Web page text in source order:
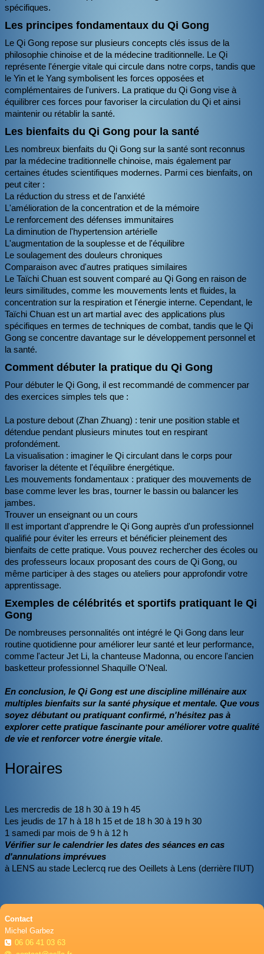
spécifiques.
Les principes fondamentaux du Qi Gong
Le Qi Gong repose sur plusieurs concepts clés issus de la
philosophie chinoise et de la médecine traditionnelle. Le Qi
représente l'énergie vitale qui circule dans notre corps, tandis que
le Yin et le Yang symbolisent les forces opposées et
complémentaires de l'univers. La pratique du Qi Gong vise à
équilibrer ces forces pour favoriser la circulation du Qi et ainsi
maintenir ou rétablir la santé.
Les bienfaits du Qi Gong pour la santé
Les nombreux bienfaits du Qi Gong sur la santé sont reconnus
par la médecine traditionnelle chinoise, mais également par
certaines études scientifiques modernes. Parmi ces bienfaits, on
peut citer :
La réduction du stress et de l'anxiété
L'amélioration de la concentration et de la mémoire
Le renforcement des défenses immunitaires
La diminution de l'hypertension artérielle
L'augmentation de la souplesse et de l'équilibre
Le soulagement des douleurs chroniques
Comparaison avec d'autres pratiques similaires
Le Taïchi Chuan est souvent comparé au Qi Gong en raison de
leurs similitudes, comme les mouvements lents et fluides, la
concentration sur la respiration et l'énergie interne. Cependant, le
Taïchi Chuan est un art martial avec des applications plus
spécifiques en termes de techniques de combat, tandis que le Qi
Gong se concentre davantage sur le développement personnel et
la santé.
Comment débuter la pratique du Qi Gong
Pour débuter le Qi Gong, il est recommandé de commencer par
des exercices simples tels que :
La posture debout (Zhan Zhuang) : tenir une position stable et
détendue pendant plusieurs minutes tout en respirant
profondément.
La visualisation : imaginer le Qi circulant dans le corps pour
favoriser la détente et l'équilibre énergétique.
Les mouvements fondamentaux : pratiquer des mouvements de
base comme lever les bras, tourner le bassin ou balancer les
jambes.
Trouver un enseignant ou un cours
Il est important d'apprendre le Qi Gong auprès d'un professionnel
qualifié pour éviter les erreurs et bénéficier pleinement des
bienfaits de cette pratique. Vous pouvez rechercher des écoles ou
des professeurs locaux proposant des cours de Qi Gong, ou
même participer à des stages ou ateliers pour approfondir votre
apprentissage.
Exemples de célébrités et sportifs pratiquant le Qi
Gong
De nombreuses personnalités ont intégré le Qi Gong dans leur
routine quotidienne pour améliorer leur santé et leur performance,
comme l'acteur Jet Li, la chanteuse Madonna, ou encore l'ancien
basketteur professionnel Shaquille O'Neal.
En conclusion, le Qi Gong est une discipline millénaire aux
multiples bienfaits sur la santé physique et mentale. Que vous
soyez débutant ou pratiquant confirmé, n'hésitez pas à
explorer cette pratique fascinante pour améliorer votre qualité
de vie et renforcer votre énergie vitale.
Horaires
Les mercredis de 18 h 30 à 19 h 45
Les jeudis de 17 h à 18 h 15 et de 18 h 30 à 19 h 30
1 samedi par mois de 9 h à 12 h
Vérifier sur le calendrier les dates des séances en cas
d'annulations imprévues
à LENS au stade Leclercq rue des Oeillets à Lens (derrière l'IUT)
Contact
Michel Garbez
06 06 41 03 63